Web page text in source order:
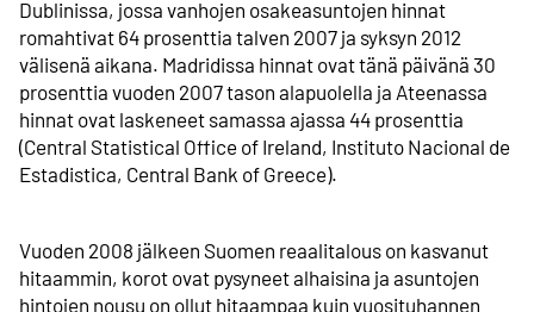
Dublinissa, jossa vanhojen osake­asuntojen hinnat
romahtivat 64 prosenttia talven 2007 ja syksyn 2012
välisenä aikana. Madridissa hinnat ovat tänä päivänä 30
prosenttia vuoden 2007 tason alapuolella ja Ateenassa
hinnat ovat laskeneet samassa ajassa 44 prosenttia
(Central Statistical Office of Ireland, Instituto Nacional de
Estadistica, Central Bank of Greece).
Vuoden 2008 jälkeen Suomen reaalitalous on kasvanut
hitaammin, korot ovat pysyneet alhaisina ja asuntojen
hintojen nousu on ollut hitaampaa kuin vuosituhannen